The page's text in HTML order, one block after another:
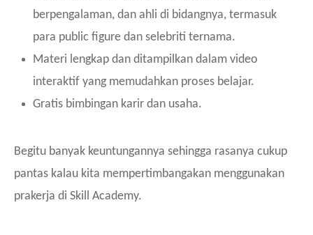
berpengalaman, dan ahli di bidangnya, termasuk
para public figure dan selebriti ternama.
Materi lengkap dan ditampilkan dalam video
interaktif yang memudahkan proses belajar.
Gratis bimbingan karir dan usaha.
Begitu banyak keuntungannya sehingga rasanya cukup
pantas kalau kita mempertimbangakan menggunakan
prakerja di Skill Academy.